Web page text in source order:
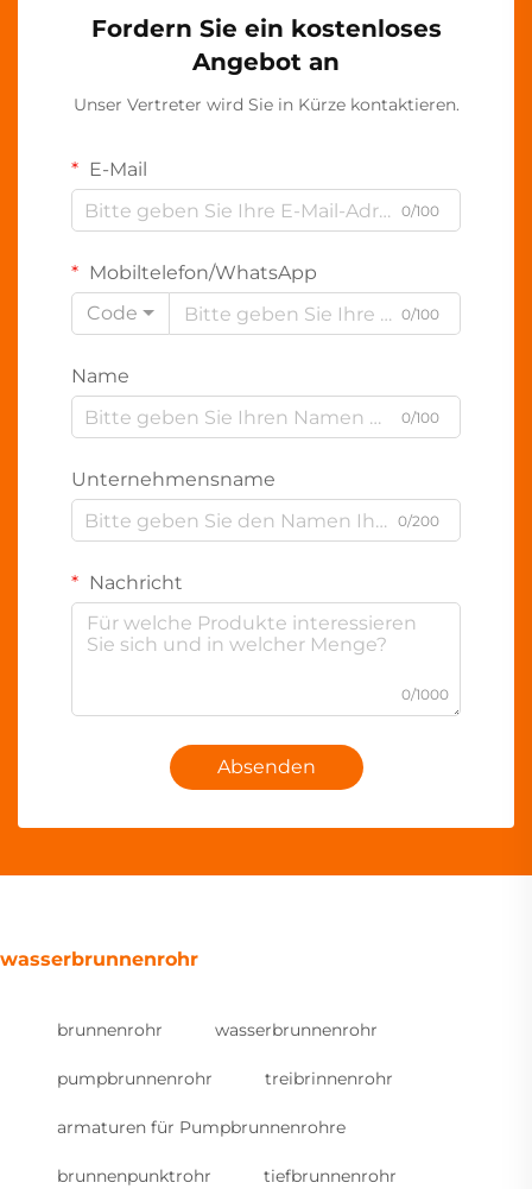
Fordern Sie ein kostenloses
Angebot an
Unser Vertreter wird Sie in Kürze kontaktieren.
E-Mail
0/100
Mobiltelefon/WhatsApp
Code
0/100
Name
0/100
Unternehmensname
0/200
Nachricht
0/1000
Absenden
wasserbrunnenrohr
brunnenrohr wasserbrunnenrohr
pumpbrunnenrohr treibrinnenrohr
armaturen für Pumpbrunnenrohre
brunnenpunktrohr tiefbrunnenrohr